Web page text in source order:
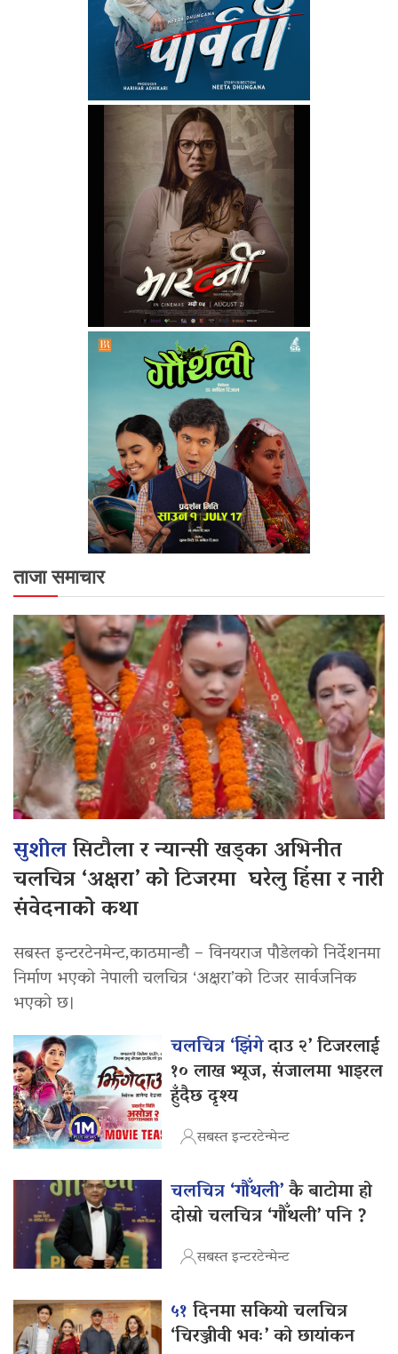
ताजा समाचार
सुशीलसिटौला र न्यान्सी खड्का अभिनीत
चलचित्र ‘अक्षरा’ को टिजरमा घरेलु हिंसा र नारी
संवेदनाको कथा
सबस्त इन्टरटेनमेन्ट,काठमान्डौ – विनयराज पौडेलको निर्देशनमा
निर्माण भएको नेपाली चलचित्र ‘अक्षरा’को टिजर सार्वजनिक
भएको छ।
चलचित्र ‘झिंगेदाउ २’ टिजरलाई
१० लाख भ्यूज, संजालमा भाइरल
हुँदैछ दृश्य
सबस्त इन्टरटेन्मेन्ट
चलचित्र ‘गौँथली’कै बाटोमा हो
दोस्रो चलचित्र ‘गौँथली’ पनि ?
सबस्त इन्टरटेन्मेन्ट
५१दिनमा सकियो चलचित्र
‘चिरञ्जीवी भवः’ को छायांकन